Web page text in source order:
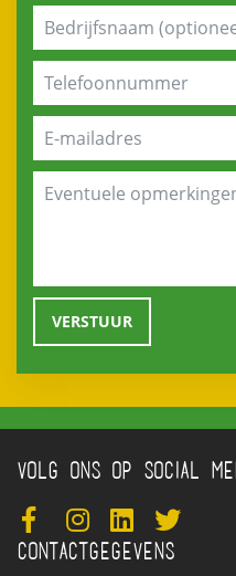
VOLG ONS OP SOCIAL
CONTACTGEGEVENS